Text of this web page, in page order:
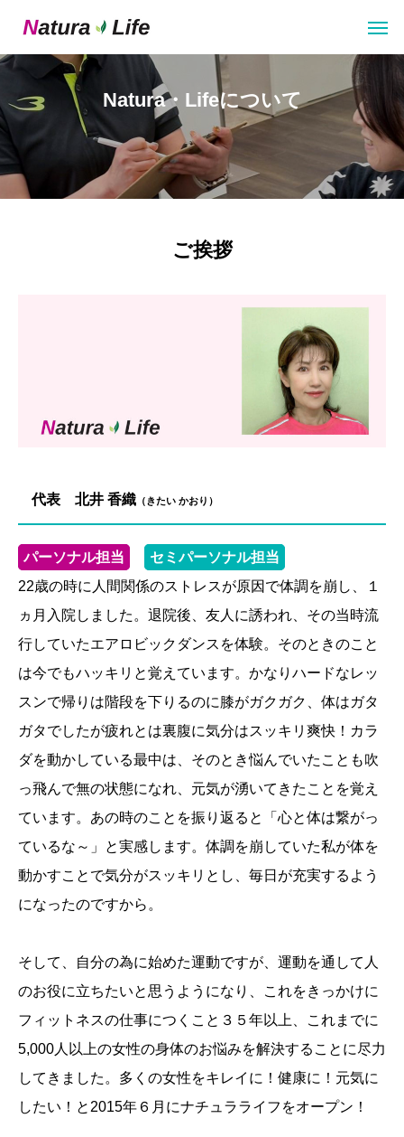
Natura・Lifeについて
ご挨拶
代表 北井 香織 （きたい かおり）
パーソナル担当
セミパーソナル担当
22歳の時に人間関係のストレスが原因で体調を崩し、１
ヵ月入院しました。退院後、友人に誘われ、その当時流
行していたエアロビックダンスを体験。そのときのこと
は今でもハッキリと覚えています。かなりハードなレッ
スンで帰りは階段を下りるのに膝がガクガク、体はガタ
ガタでしたが疲れとは裏腹に気分はスッキリ爽快！カラ
ダを動かしている最中は、そのとき悩んでいたことも吹
っ飛んで無の状態になれ、元気が湧いてきたことを覚え
ています。あの時のことを振り返ると「心と体は繋がっ
ているな～」と実感します。体調を崩していた私が体を
動かすことで気分がスッキリとし、毎日が充実するよう
になったのですから。
そして、自分の為に始めた運動ですが、運動を通して人
のお役に立ちたいと思うようになり、これをきっかけに
フィットネスの仕事につくこと３５年以上、これまでに
5,000人以上の女性の身体のお悩みを解決することに尽力
してきました。多くの女性をキレイに！健康に！元気に
したい！と2015年６月にナチュラライフをオープン！